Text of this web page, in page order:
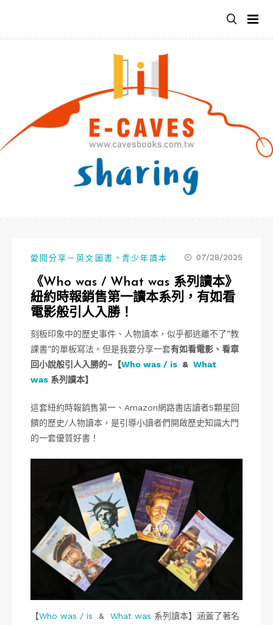
主
愛閱分享－英文圖書 、 青少年讀本 07/28/2025
《Who was / What was 系列讀本》
紐約時報銷售第一讀本系列，有如看
電影般引人入勝！
刻板印象中的歷史事件、人物讀本，似乎都逃離不了”教
課書”的單板寫法。但是我要分享一套有如看電影、看章
回小說般引人入勝的~ 【Who was / is & What
was 系列讀本】
這套紐約時報銷售第一、Amazon網路書店讀者5顆星回
饋的歷史/人物讀本，是引導小讀者們開啟歷史知識大門
的一套優質好書！
【Who was / is & What was 系列讀本】涵蓋了著名